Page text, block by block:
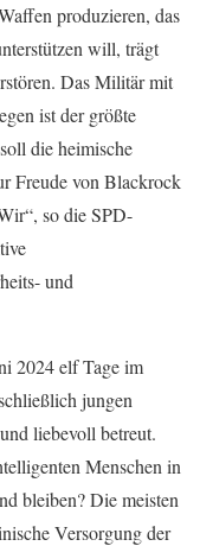
produzieren, das
will, trägt
Das Militär mit
ist der größte
die heimische
Freude von Blackrock
so die SPD-
und
2024 elf Tage im
jungen
liebevoll betreut.
Menschen in
bleiben? Die meisten
Versorgung der